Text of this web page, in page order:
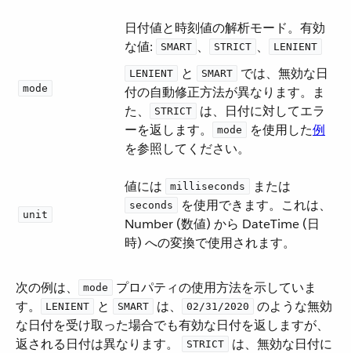
mode
日付値と時刻値の解析モード。有効
な値:
SMART ​、​ STRICT ​、​ LENIENT
LENIENT ​ と ​ SMART
​ では、無効な日
付の自動修正方法が異なります。ま
た、​
STRICT
​ は、日付に対してエラ
ーを返します。​
mode ​ を使用した​例
を参照してください。
unit
値には ​ milliseconds ​ または ​
seconds
​ を使用できます。これは、
Number (数値) から DateTime (日
時) への変換で使用されます。
次の例は、​ mode
​ プロパティの使用方法を示していま
す。​
LENIENT ​ と ​ SMART ​ は、​ 02/31/2020
​ のような無効
な日付を受け取った場合でも有効な日付を返しますが、
返される日付は異なります。
STRICT
​ は、無効な日付に